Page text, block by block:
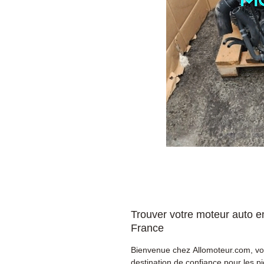
Trouver votre moteur auto
France
Bienvenue chez Allomoteur.com,
destination de confiance pour les